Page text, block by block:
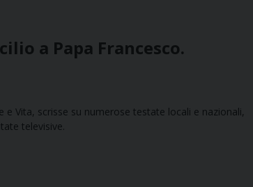
a Papa Francesco.
Vita, scrisse su numerose testate locali e nazionali,
televisive.